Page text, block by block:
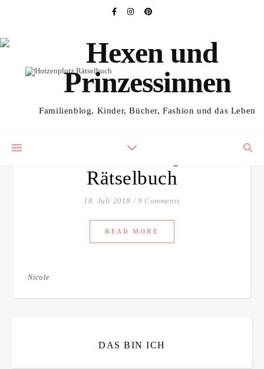
Familienblog, Kinder, Bücher, Fashion und das Leben
KINDERBÜCHER,KOSTENLOSES REZI-EXEMPLAR
Keine Langeweile in den
Räuber Hotzenplotz
Rätselbuch
18. Juli 2018 / 9 Comments
READ MORE
Nicole
DAS BIN ICH